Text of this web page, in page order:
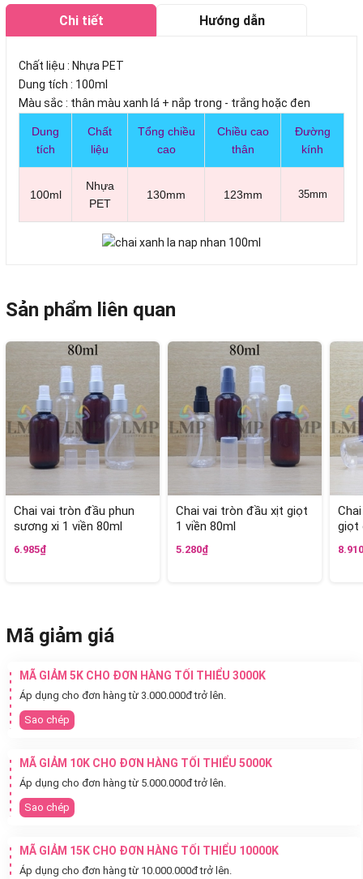
Chi tiết Hướng dẫn
Chất liệu : Nhựa PET
Dung tích : 100ml
Màu sắc : thân màu xanh lá + nắp trong - trắng hoặc đen
Dung
tích
Chất
liệu
Tổng chiều
cao
Chiều cao
thân
Đường
kính
100ml
Nhựa
PET
130mm 123mm 35mm
Sản phẩm liên quan
Chai vai tròn đầu phun
sương xi 1 viền 80ml
6.985₫
Chai vai tròn đầu xịt giọt
1 viền 80ml
5.280₫
giọt
Mã giảm giá
MÃ GIẢM 5K CHO ĐƠN HÀNG TỐI THIỂU 3000K
Áp dụng cho đơn hàng từ 3.000.000đ trở lên.
Sao chép
MÃ GIẢM 10K CHO ĐƠN HÀNG TỐI THIỂU 5000K
Áp dụng cho đơn hàng từ 5.000.000đ trở lên.
Sao chép
MÃ GIẢM 15K CHO ĐƠN HÀNG TỐI THIỂU 10000K
Áp dụng cho đơn hàng từ 10.000.000đ trở lên.